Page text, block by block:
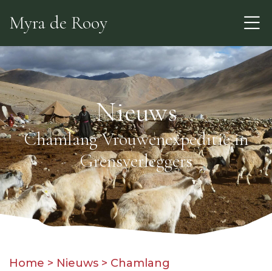
to
content
Myra de Rooy
Nieuws
Chamlang Vrouwenexpeditie in
Grensverleggers
Home > Nieuws > Chamlang